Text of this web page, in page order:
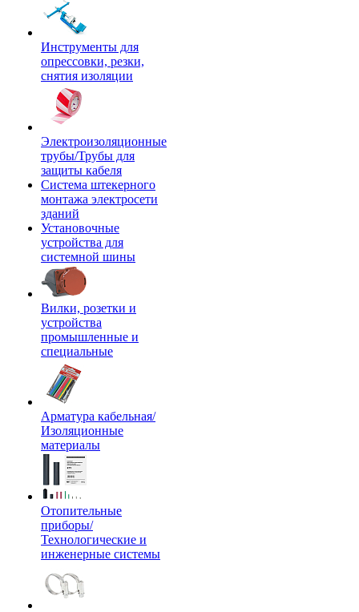
Инструменты для
опрессовки, резки,
снятия изоляции
Электроизоляционные
трубы/Трубы для
защиты кабеля
Система штекерного
монтажа электросети
зданий
Установочные
устройства для
системной шины
Вилки, розетки и
устройства
промышленные и
специальные
Арматура кабельная/
Изоляционные
материалы
Отопительные
приборы/
Технологические и
инженерные системы